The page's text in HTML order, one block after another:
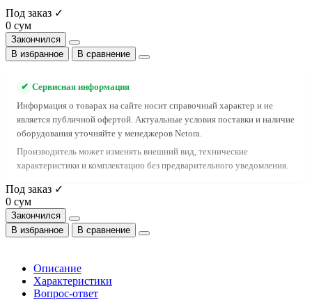
Под заказ ✓
0 сум
Закончился
В избранное
В сравнение
✔ Сервисная информация
Информация о товарах на сайте носит справочный характер и не
является публичной офертой. Актуальные условия поставки и наличие
оборудования уточняйте у менеджеров Netora.
Производитель может изменять внешний вид, технические
характеристики и комплектацию без предварительного уведомления.
Под заказ ✓
0 сум
Закончился
В избранное
В сравнение
Описание
Характеристики
Вопрос-ответ